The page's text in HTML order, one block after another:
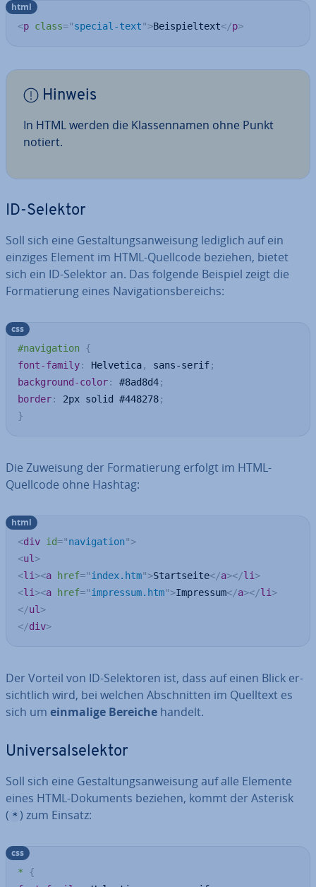
<p class="special-text">Beispieltext</p>
html
Hinweis
In HTML werden die Klas­sen­na­men ohne Punkt
notiert.
ID-Selektor
Soll sich eine Ge­stal­tungs­an­wei­sung lediglich auf ein
einziges Element im HTML-Quellcode beziehen, bietet
sich ein ID-Selektor an. Das folgende Beispiel zeigt die
For­ma­tie­rung eines Na­vi­ga­ti­ons­be­reichs:
#navigation {
font-family: Helvetica, sans-serif;
background-color: #8ad8d4;
border: 2px solid #448278;
}
css
Die Zuweisung der For­ma­tie­rung erfolgt im HTML-
Quellcode ohne Hashtag:
<div id="navigation">
<ul >
<li ><a href="index.htm">Startseite</a></li >
<li ><a href="impressum.htm">Impressum</a></li >
</ul >
</div>
html
Der Vorteil von ID-Se­lek­to­ren ist, dass auf einen Blick er­
sicht­lich wird, bei welchen Ab­schnit­ten im Quelltext es
sich um einmalige Bereiche handelt.
Uni­ver­sal­se­lek­tor
Soll sich eine Ge­stal­tungs­an­wei­sung auf alle Elemente
eines HTML-Dokuments beziehen, kommt der Asterisk
( * ) zum Einsatz:
*
{
css